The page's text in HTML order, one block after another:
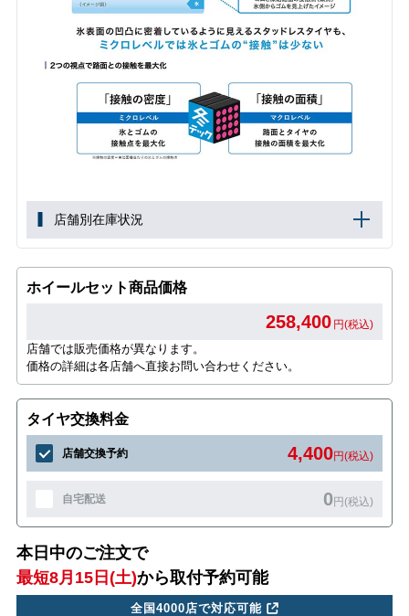
店舗別在庫状況
ホイールセット商品価格
258,400 円(税込)
店舗では販売価格が異なります。
価格の詳細は各店舗へ直接お問い合わせください。
タイヤ交換料金
店舗交換予約 4,400円(税込)
自宅配送 0円(税込)
本日中のご注文で
最短8月15日(土)から取付予約可能
全国4000店で対応可能